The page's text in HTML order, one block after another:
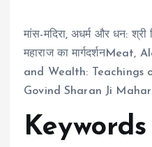
मांस-मदिरा, अधर्म और धन: श्री
महाराज का मार्गदर्शनMeat,
and Wealth: Teachings
Govind Sharan Ji
Keywords